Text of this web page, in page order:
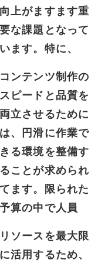
向上がますます重
要な課題となって
います。特に、
コンテンツ制作の
スピードと品質を
両立させるために
は、円滑に作業で
きる環境を整備す
ることが求められ
てます。限られた
予算の中で人員
リソースを最大限
に活用するため、